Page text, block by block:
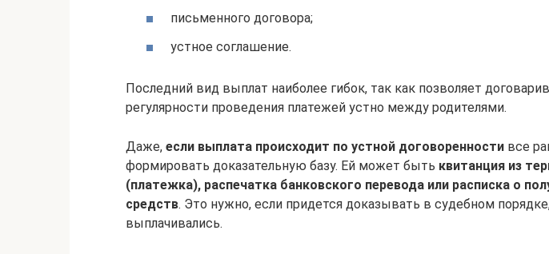
письменного договора;
устное соглашение.
Последний вид выплат наиболее гибок, так как позволяет
регулярности проведения платежей устно между родителями.
Даже, если выплата происходит по устной договоренности все
формировать доказательную базу. Ей может быть квитанция из
(платежка), распечатка банковского перевода или расписка о
средств. Это нужно, если придется доказывать в судебном
выплачивались.